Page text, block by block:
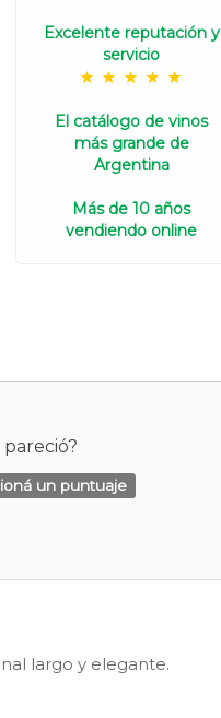
Excelente reputación y
servicio
El catálogo de vinos
más grande de
Argentina
Más de 10 años
vendiendo online
un puntuaje
largo y elegante.